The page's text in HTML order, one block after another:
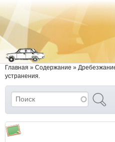
Перейти к основному содержанию
Skip to search
Вы здесь
Главная » Содержание »
устранения.
Форма поиска
Поиск